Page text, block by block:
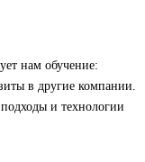
нам обучение:
в другие компании.
и технологии